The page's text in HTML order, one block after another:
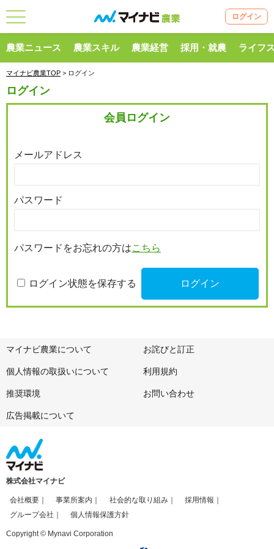
ログイン
農業ニュース 農業スキル 農業経営 採用・就農 ライフ
マイナビ農業TOP > ログイン
ログイン
会員ログイン
メールアドレス
パスワード
パスワードをお忘れの方はこちら
ログイン状態を保存する
マイナビ農業について お詫びと訂正
個人情報の取扱いについて 利用規約
推奨環境 お問い合わせ
広告掲載について
株式会社マイナビ
会社概要 事業所案内 社会的な取り組み
採用情報
グループ会社
個人情報保護方針
Copyright © Mynavi Corporation